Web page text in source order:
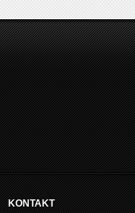
KONTAKT